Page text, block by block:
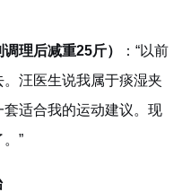
理后减重25斤）
：“以前
汪医生说我属于痰湿夹
适合我的运动建议。现
”